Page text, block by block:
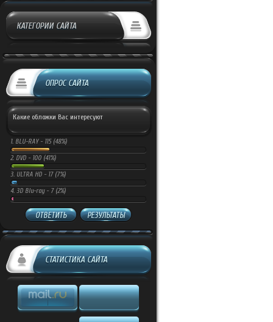
КАТЕГОРИИ САЙТА
ОПРОС САЙТА
Какие обложки Вас интересуют
1. BLU-RAY - 115 (48%)
2. DVD - 100 (41%)
3. ULTRA HD - 17 (7%)
4. 3D Blu-ray - 7 (2%)
ОТВЕТИТЬ РЕЗУЛЬТАТЫ
СТАТИСТИКА САЙТА